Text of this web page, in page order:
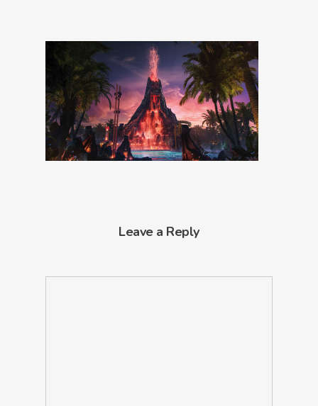
Leave a Reply